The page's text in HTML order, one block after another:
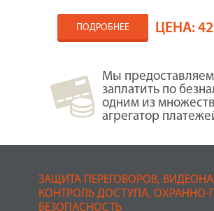
ПОДРОБНЕЕ ЦЕНА:
Мы
заплатить по
одним из
агрегатор
ЗАЩИТА ПЕРЕГОВОРОВ,
КОНТРОЛЬ ДОСТУПА,
БЕЗОПАСНОСТЬ